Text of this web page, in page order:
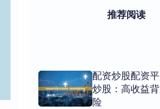
推荐阅读
配资炒股配资
炒股：高收益
险